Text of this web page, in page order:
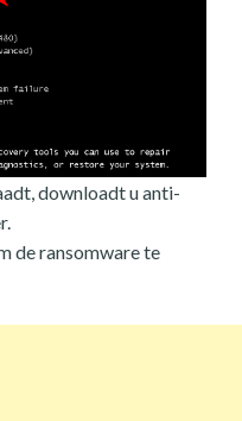
downloadt u anti-
de ransomware te